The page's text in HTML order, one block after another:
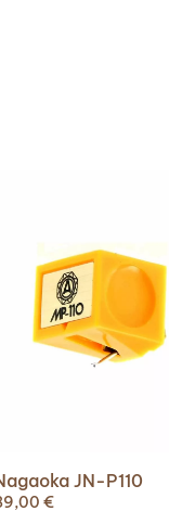
JN-P110
€